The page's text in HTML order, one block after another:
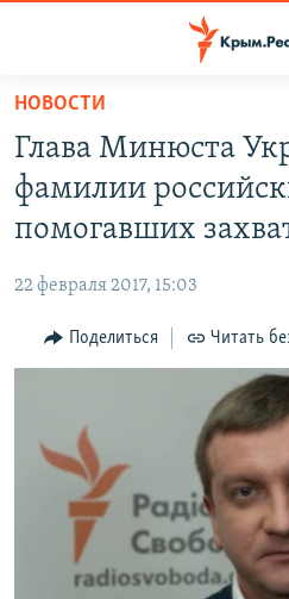
Вернуться
основному
содержанию
Вернутся
главной
навигации
Вернутся
СПЕЦПРОЕКТЫ
11 ЛЕТ ОККУПАЦИИ КРЫМА. 11
ВОДА
ЕЩЕ
ИНТЕРАКТИВ
ТЕЛЕПРОЕКТ КРЫМ.РЕАЛИИ
СОВЕТЫ ПРАВОЗАЩИТНИКОВ
ПРОПАВШИЕ БЕЗ ВЕСТИ
ПОБЕДИТЕЛЕЙ НЕ СУДЯТ?
РАДІО СВОБОДА
КАК ОБОЙТИ БЛОКИРОВКУ
Українською
Qırımtatar
ПРИСОЕДИНЯЙТЕСЬ!
НОВОСТИ
Глава Минюста
фамилии
помогавших
22 февраля 2017, 15:03
Поделиться Читать